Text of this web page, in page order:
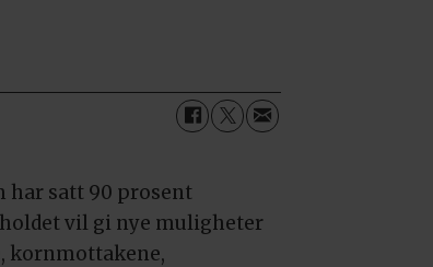
har satt 90 prosent
vil gi nye muligheter
kornmottakene,